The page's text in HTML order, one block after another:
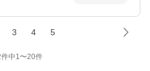
3 4 5
件中1〜20件